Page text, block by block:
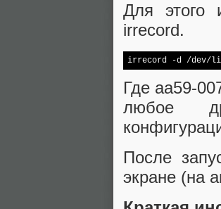
Для этого
irrecord.
irrecord -d
Где aa59-
любое
После
экране (на